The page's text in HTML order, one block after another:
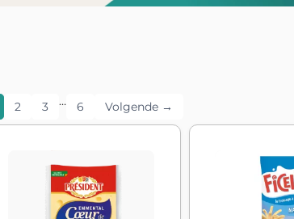
2 3 … 6 Volgende →